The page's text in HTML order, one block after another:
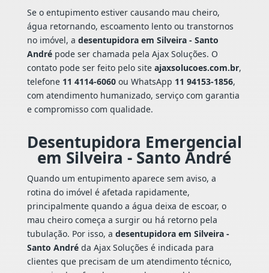
Se o entupimento estiver causando mau cheiro,
água retornando, escoamento lento ou transtornos
no imóvel, a desentupidora em Silveira - Santo
Andrépode ser chamada pela Ajax Soluções. O
contato pode ser feito pelo site ajaxsolucoes.com.br,
telefone 11 4114-6060ou WhatsApp 11 94153-1856,
com atendimento humanizado, serviço com garantia
e compromisso com qualidade.
Desentupidora Emergencial
em Silveira - Santo André
Quando um entupimento aparece sem aviso, a
rotina do imóvel é afetada rapidamente,
principalmente quando a água deixa de escoar, o
mau cheiro começa a surgir ou há retorno pela
tubulação. Por isso, a desentupidora em Silveira -
Santo Andréda Ajax Soluções é indicada para
clientes que precisam de um atendimento técnico,